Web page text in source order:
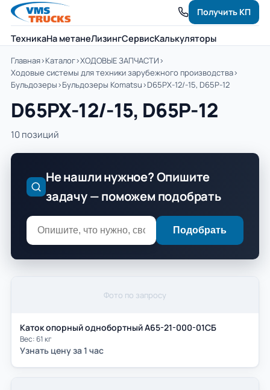
ТехникаНа метанеЛизингСервисКалькуляторы
Получить КП
Главная›Каталог›ХОДОВЫЕ ЗАПЧАСТИ›
Ходовые системы для техники зарубежного производства›
Бульдозеры›Бульдозеры Komatsu›D65PX-12/-15, D65P-12
D65PX-12/-15, D65P-12
10 позиций
Не нашли нужное? Опишите
задачу — поможем подобрать
Подобрать
Фото по запросу
Каток опорный однобортный А65-21-000-01СБ
Вес: 61 кг
Узнать цену за 1 час